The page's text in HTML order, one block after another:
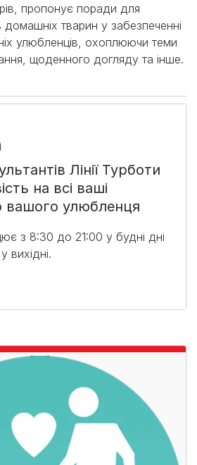
пропонує поради для
домашніх тварин у забезпеченні
улюбленців, охоплюючи теми
щоденного догляду та інше.
Лінії Турботи
на всі ваші
вашого улюбленця
з 8:30 до 21:00 у будні дні
вихідні.​